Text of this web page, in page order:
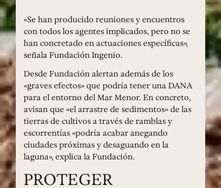
«Se han producido reuniones y encuentros
con todos los agentes implicados, pero no se
han concretado en actuaciones específicas»,
señala Fundación Ingenio.
Desde Fundación alertan además de los
«graves efectos» que podría tener una DANA
para el entorno del Mar Menor. En concreto,
avisan que «el arrastre de sedimentos» de las
tierras de cultivos a través de ramblas y
escorrentías «podría acabar anegando
ciudades próximas y desaguando en la
laguna», explica la Fundación.
PROTEGER